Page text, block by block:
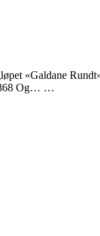
«Galdane
Og… …